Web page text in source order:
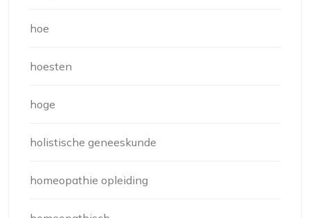
hoe
hoesten
hoge
holistische geneeskunde
homeopathie opleiding